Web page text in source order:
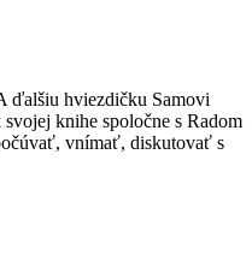
ďalšiu hviezdičku Samovi
knihe spoločne s Radom
vnímať, diskutovať s